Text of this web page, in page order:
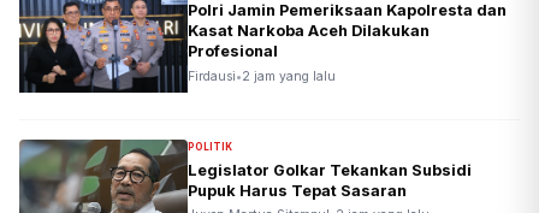
Polri Jamin Pemeriksaan Kapolresta dan
Kasat Narkoba Aceh Dilakukan
Profesional
Firdausi•2 jam yang lalu
POLITIK
Legislator Golkar Tekankan Subsidi
Pupuk Harus Tepat Sasaran